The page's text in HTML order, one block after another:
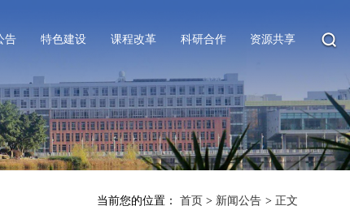
告 特色建设 课程改革 科研合作 资源共享
当前您的位置： 首页 > 新闻公告 > 正文